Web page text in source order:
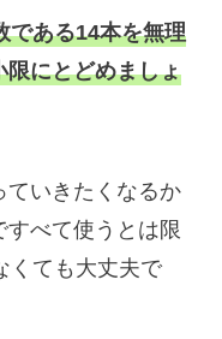
である14本を無理
限にとどめましょ
ていきたくなるか
すべて使うとは限
くても大丈夫で